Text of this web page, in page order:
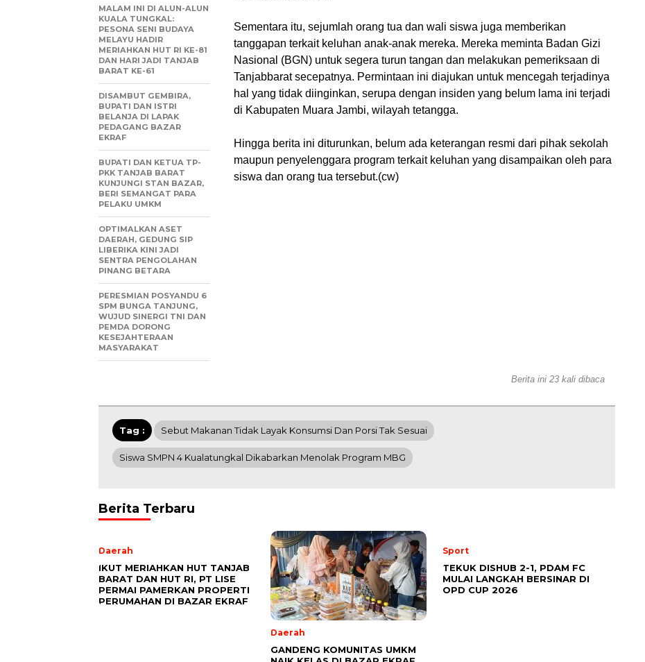
Sementara itu, sejumlah orang tua dan wali siswa juga memberikan
tanggapan terkait keluhan anak-anak mereka. Mereka meminta Badan Gizi
Nasional (BGN) untuk segera turun tangan dan melakukan pemeriksaan di
Tanjabbarat secepatnya. Permintaan ini diajukan untuk mencegah terjadinya
hal yang tidak diinginkan, serupa dengan insiden yang belum lama ini terjadi
di Kabupaten Muara Jambi, wilayah tetangga.
Hingga berita ini diturunkan, belum ada keterangan resmi dari pihak sekolah
maupun penyelenggara program terkait keluhan yang disampaikan oleh para
siswa dan orang tua tersebut.(cw)
MALAM INI DI ALUN-ALUN
KUALA TUNGKAL:
PESONA SENI BUDAYA
MELAYU HADIR
MERIAHKAN HUT RI KE-81
DAN HARI JADI TANJAB
BARAT KE-61
DISAMBUT GEMBIRA,
BUPATI DAN ISTRI
BELANJA DI LAPAK
PEDAGANG BAZAR
EKRAF
BUPATI DAN KETUA TP-
PKK TANJAB BARAT
KUNJUNGI STAN BAZAR,
BERI SEMANGAT PARA
PELAKU UMKM
OPTIMALKAN ASET
DAERAH, GEDUNG SIP
LIBERIKA KINI JADI
SENTRA PENGOLAHAN
PINANG BETARA
PERESMIAN POSYANDU 6
SPM BUNGA TANJUNG,
WUJUD SINERGI TNI DAN
PEMDA DORONG
KESEJAHTERAAN
MASYARAKAT
Berita ini 23 kali dibaca
Tag : Sebut Makanan Tidak Layak Konsumsi Dan Porsi Tak Sesuai
Siswa SMPN 4 Kualatungkal Dikabarkan Menolak Program MBG
Berita Terbaru
Daerah
IKUT MERIAHKAN HUT TANJAB
BARAT DAN HUT RI, PT LISE
PERMAI PAMERKAN PROPERTI
PERUMAHAN DI BAZAR EKRAF
Daerah
GANDENG KOMUNITAS UMKM
Sport
TEKUK DISHUB 2-1, PDAM FC
MULAI LANGKAH BERSINAR DI
OPD CUP 2026